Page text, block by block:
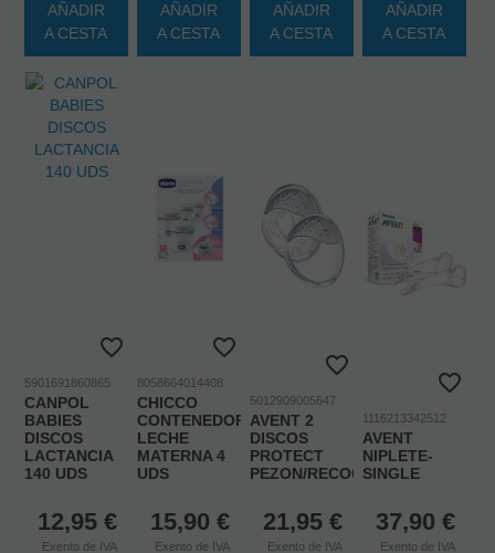
AÑADIR
A CESTA
AÑADIR
A CESTA
AÑADIR
A CESTA
AÑADIR
A CESTA
5901691860865
CANPOL
BABIES
DISCOS
LACTANCIA
140 UDS
12,95 €
Exento de IVA
8058664014408
CHICCO
CONTENEDORES
LECHE
MATERNA 4
UDS
15,90 €
Exento de IVA
5012909005647
AVENT 2
DISCOS
PROTECT
PEZON/RECOGE
21,95 €
Exento de IVA
1116213342512
AVENT
NIPLETE-
SINGLE
37,90 €
Exento de IVA